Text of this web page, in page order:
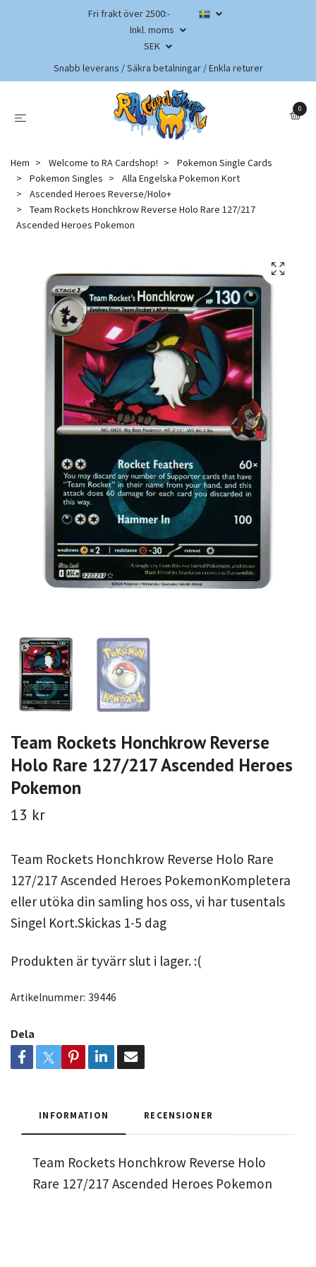
Fri frakt över 2500:-
Inkl. moms
SEK
Snabb leverans / Säkra betalningar / Enkla returer
0
Hem Welcome to RA Cardshop!
Pokemon Single Cards
Pokemon Singles
Alla Engelska Pokemon Kort
Ascended Heroes Reverse/Holo+
Team Rockets Honchkrow Reverse Holo Rare 127/217
Ascended Heroes Pokemon
Team Rockets Honchkrow Reverse
Holo Rare 127/217 Ascended Heroes
Pokemon
13 kr
Team Rockets Honchkrow Reverse Holo Rare
127/217 Ascended Heroes PokemonKompletera
eller utöka din samling hos oss, vi har tusentals
Singel Kort.Skickas 1-5 dag
Produkten är tyvärr slut i lager. :(
Artikelnummer: 39446
Dela
INFORMATION RECENSIONER
Team Rockets Honchkrow Reverse Holo
Rare 127/217 Ascended Heroes Pokemon